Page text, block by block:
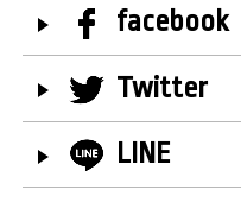
facebook
Twitter
LINE